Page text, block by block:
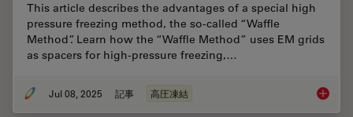
This article describes the advantages of a special high
pressure freezing method, the so-called “Waffle
Method”. Learn how the “Waffle Method” uses EM grids
as spacers for high-pressure freezing,…
Jul 08, 2025 記事 高圧凍結 The